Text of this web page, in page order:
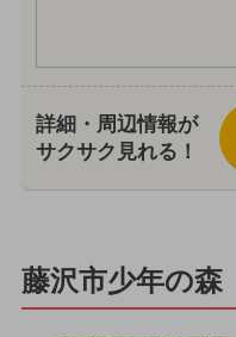
詳細・周辺情報が
サクサク見れる！
藤沢市少年の森